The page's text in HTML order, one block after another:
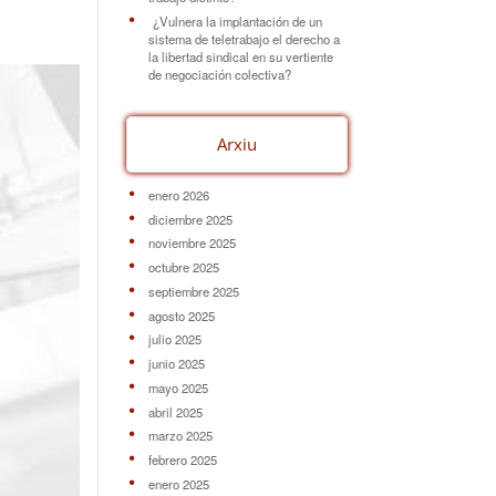
¿Vulnera la implantación de un
sistema de teletrabajo el derecho a
la libertad sindical en su vertiente
de negociación colectiva?
Arxiu
enero 2026
diciembre 2025
noviembre 2025
octubre 2025
septiembre 2025
agosto 2025
julio 2025
junio 2025
mayo 2025
abril 2025
marzo 2025
febrero 2025
enero 2025